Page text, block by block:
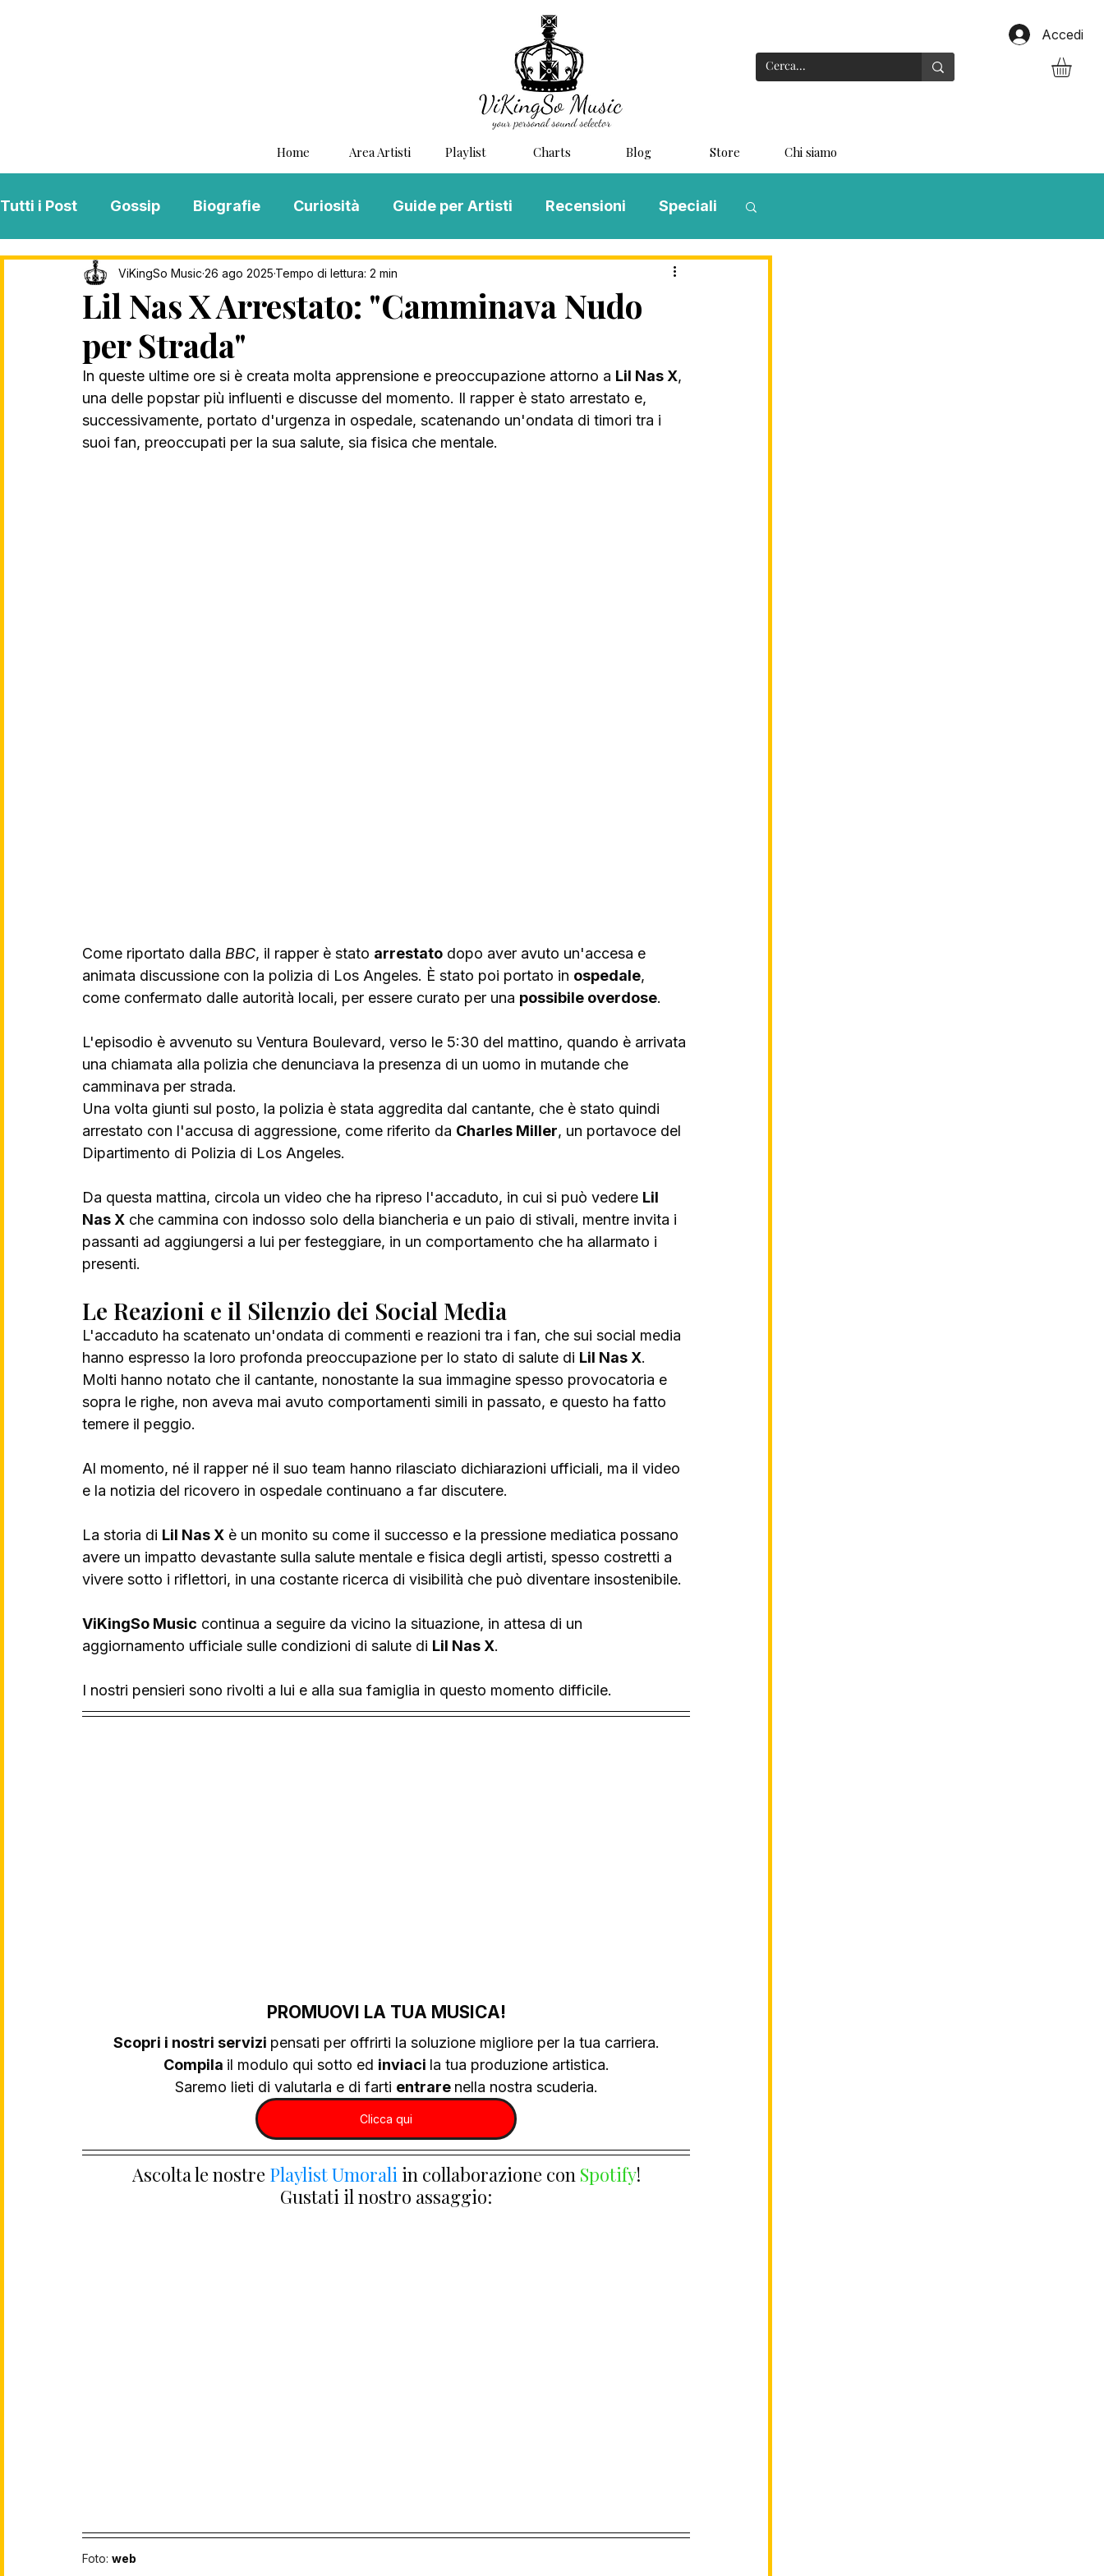
Accedi
Home Area Artisti Playlist Charts Blog Store Chi siamo
Tutti i Post Gossip Biografie Curiosità Guide per Artisti Recensioni Speciali
Interviste ViKingSo Music MENTAL BLOG MUSIC
Song Of The Week Charts
Lil Nas X Arrestato: "Camminava Nudo
per Strada"
ViKingSo Music 26 ago 2025 Tempo di lettura: 2 min
In queste ultime ore si è creata molta apprensione e preoccupazione attorno a Lil Nas X,
una delle popstar più influenti e discusse del momento. Il rapper è stato arrestato e,
successivamente, portato d'urgenza in ospedale, scatenando un'ondata di timori tra i
suoi fan, preoccupati per la sua salute, sia fisica che mentale.
Come riportato dalla BBC, il rapper è stato arrestato dopo aver avuto un'accesa e
animata discussione con la polizia di Los Angeles. È stato poi portato in ospedale,
come confermato dalle autorità locali, per essere curato per una possibile overdose.
L'episodio è avvenuto su Ventura Boulevard, verso le 5:30 del mattino, quando è arrivata
una chiamata alla polizia che denunciava la presenza di un uomo in mutande che
camminava per strada.
Una volta giunti sul posto, la polizia è stata aggredita dal cantante, che è stato quindi
arrestato con l'accusa di aggressione, come riferito da Charles Miller, un portavoce del
Dipartimento di Polizia di Los Angeles.
Da questa mattina, circola un video che ha ripreso l'accaduto, in cui si può vedere Lil
Nas X che cammina con indosso solo della biancheria e un paio di stivali, mentre invita i
passanti ad aggiungersi a lui per festeggiare, in un comportamento che ha allarmato i
presenti.
Le Reazioni e il Silenzio dei Social Media
L'accaduto ha scatenato un'ondata di commenti e reazioni tra i fan, che sui social media
hanno espresso la loro profonda preoccupazione per lo stato di salute di Lil Nas X.
Molti hanno notato che il cantante, nonostante la sua immagine spesso provocatoria e
sopra le righe, non aveva mai avuto comportamenti simili in passato, e questo ha fatto
temere il peggio.
Al momento, né il rapper né il suo team hanno rilasciato dichiarazioni ufficiali, ma il video
e la notizia del ricovero in ospedale continuano a far discutere.
La storia di Lil Nas X è un monito su come il successo e la pressione mediatica possano
avere un impatto devastante sulla salute mentale e fisica degli artisti, spesso costretti a
vivere sotto i riflettori, in una costante ricerca di visibilità che può diventare insostenibile.
ViKingSo Music continua a seguire da vicino la situazione, in attesa di un
aggiornamento ufficiale sulle condizioni di salute di Lil Nas X.
I nostri pensieri sono rivolti a lui e alla sua famiglia in questo momento difficile.
PROMUOVI LA TUA MUSICA!
Scopri i nostri servizi pensati per offrirti la soluzione migliore per la tua carriera.
Compila il modulo qui sotto ed inviaci la tua produzione artistica.
Saremo lieti di valutarla e di farti entrare nella nostra scuderia.
Clicca qui
Ascolta le nostre Playlist Umorali in collaborazione con Spotify!
Gustati il nostro assaggio:
Foto: web